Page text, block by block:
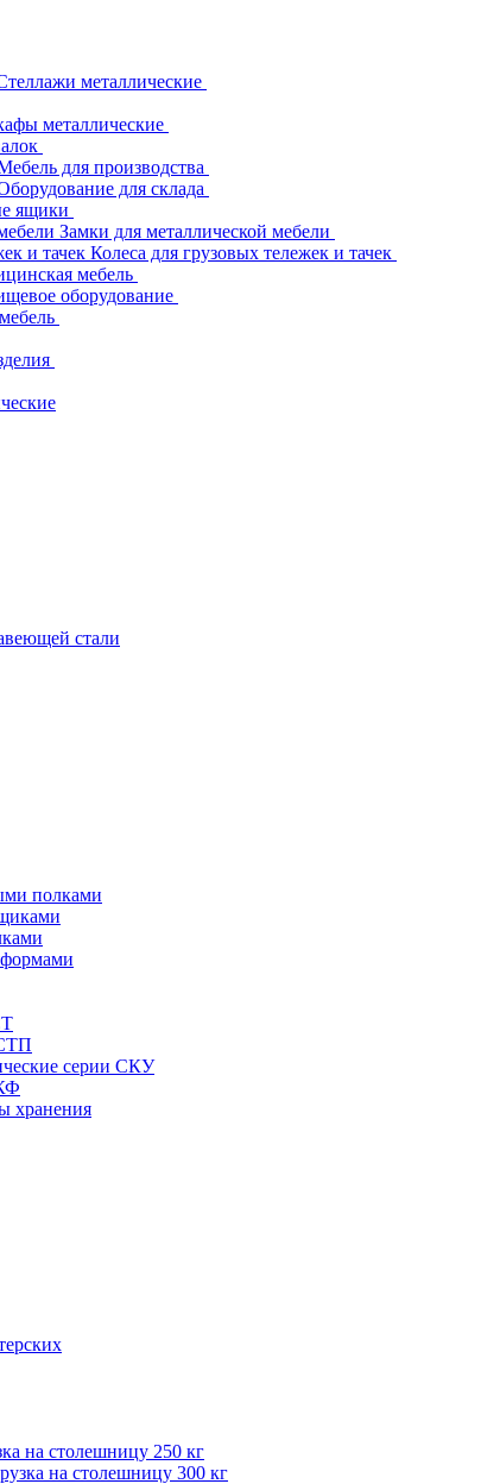
металлические
металлические
для производства
для склада
ящики
Замки для металлической мебели
Колеса для грузовых тележек и тачек
мебель
оборудование
стали
полками
серии СКУ
хранения
на столешницу 250 кг
на столешницу 300 кг